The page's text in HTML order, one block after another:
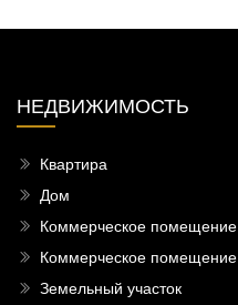
НЕДВИЖИМОСТЬ
Квартира
Дом
Коммерческое помещение
Коммерческое помещение
Земельный участок